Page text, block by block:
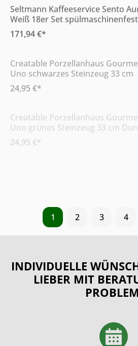
Seltmann Kaffeeservice Sento
Weiß 18er Set spülmaschinenfest
171,94 €*
Online & im Möbelhaus verfügbar
Creatable Porzellanhaus
Uno schwarzes Steinzeug 33 cm
24,95 €*
Online & im Möbelhaus verfügbar
Creatable Porzellanhaus
Uno grünes Steinzeug 33 cm
Online & im Möbelhaus verfügbar
1 2 3 4
INDIVIDUELLE
LIEBER MIT